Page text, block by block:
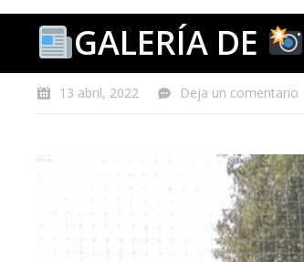
GALERÍA DE
13 abril, 2022 Deja un comentario